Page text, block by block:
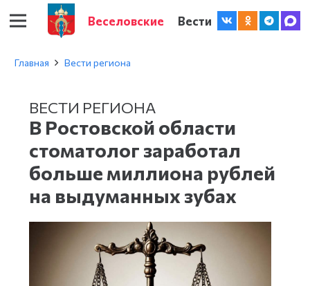
Веселовские Вести
Главная Вести региона
ВЕСТИ РЕГИОНА
В Ростовской области
стоматолог заработал
больше миллиона рублей
на выдуманных зубах